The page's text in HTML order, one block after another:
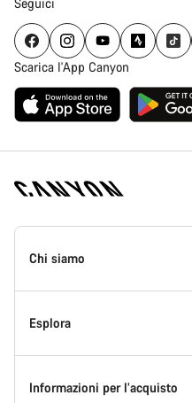
Scarica l'App Canyon
Piè
Home
Chi siamo
All’interno di Canyon
Innovazione in Canyon
Esplora
Eventi
Informazioni per l’acquisto